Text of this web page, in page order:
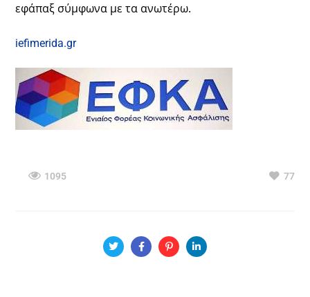
εφάπαξ σύμφωνα με τα ανωτέρω.
iefimerida.gr
1095 77